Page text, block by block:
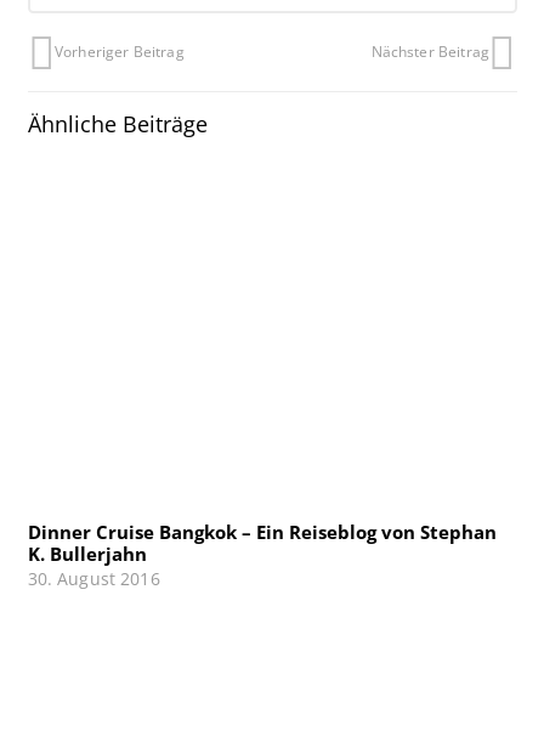
Vorheriger Beitrag Nächster Beitrag
Ähnliche Beiträge
Dinner Cruise Bangkok – Ein Reiseblog von Stephan
K. Bullerjahn
30. August 2016